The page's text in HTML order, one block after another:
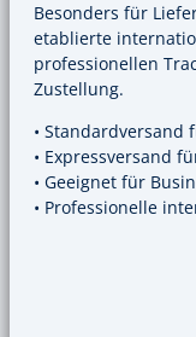
Besonders für
etablierte
professionellen
Zustellung.
• Standardversand
• Expressversand
• Geeignet für
• Professionelle